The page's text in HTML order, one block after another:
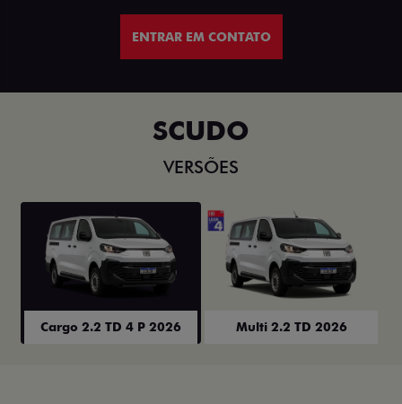
ENTRAR EM CONTATO
SCUDO
VERSÕES
Cargo 2.2 TD 4 P 2026 Multi 2.2 TD 2026